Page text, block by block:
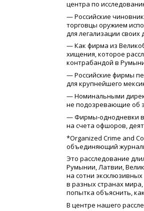
центра по
— Российские
торговцы оружием
для легализации своих
— Как фирма из
хищения, которое
контрабандой в
— Российские фирмы
для крупнейшего
— Номинальными
не подозревающие об
— Фирмы-однодневки
на счета офшоров,
*Organized Crime and
объединяющий
Это расследование
Румынии, Латвии,
на сотни
в разных странах
попытка объяснить,
В центре нашего